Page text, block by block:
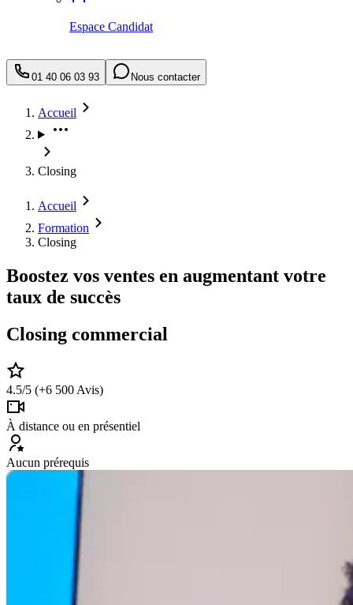
Espace Candidat
01 40 06 03 93 Nous contacter
Accueil
Closing
Accueil
Formation
Closing
Boostez vos ventes en augmentant votre
taux de succès
Closing commercial
4.5/5 (+6 500 Avis)
À distance ou en présentiel
Aucun prérequis